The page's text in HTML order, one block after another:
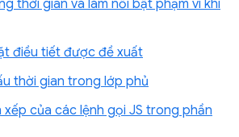
thời gian và làm nổi bật phạm vi khi
điều tiết được đề xuất
thời gian trong lớp phủ
xếp của các lệnh gọi JS trong phần